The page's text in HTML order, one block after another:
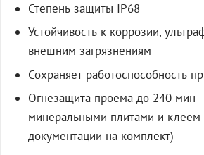
Степень защиты IP68
Устойчивость к коррозии,
внешним загрязнениям
Сохраняет работоспособность
Огнезащита проёма до 240 мин
минеральными плитами и клеем
документации на комплект)